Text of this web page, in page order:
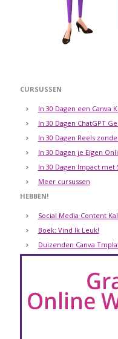
CURSUSSEN
In 30 Dagen een Canva
In 30 Dagen ChatGPT
In 30 Dagen Reels
In 30 Dagen je Eigen
In 30 Dagen Impact met
Meer cursussen
HEBBEN!
Social Media Content
Boek: Vind Ik Leuk!
Duizenden Canva